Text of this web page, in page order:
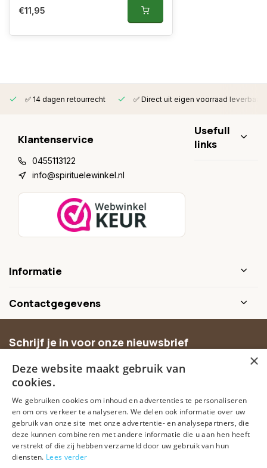
€11,95
✅ 14 dagen retourrecht ✅ Direct uit eigen voorraad leverbaar
Klantenservice
0455113122
info@spirituelewinkel.nl
Usefull
links
Informatie
Contactgegevens
Schrijf je in voor onze nieuwsbrief
aanbiedingen.
Abonneer
×
Deze website maakt gebruik van
cookies.
We gebruiken cookies om inhoud en advertenties te personaliseren
en om ons verkeer te analyseren. We delen ook informatie over uw
gebruik van onze site met onze advertentie- en analysepartners, die
deze kunnen combineren met andere informatie die u aan hen heeft
verstrekt of die zij hebben verzameld door uw gebruik van hun
diensten. Lees verder